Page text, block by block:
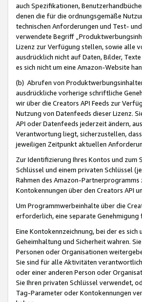
auch Spezifikationen,
denen die für die ordnungsgemäße
technischen Anforderungen und Test-
verwendete Begriff
Lizenz zur Verfügung stellen, sowie alle
ausdrücklich nicht auf Daten, Bilder,
es sich nicht um eine Amazon-Website
(b) Abrufen von
ausdrückliche vorherige schriftliche
wir über die Creators API Feeds zur
Nutzung von Datenfeeds dieser Lizenz.
API oder Datenfeeds jederzeit ändern,
Verantwortung liegt, sicherzustellen,
jeweiligen Zeitpunkt aktuellen
Zur Identifizierung Ihres Kontos und zum
Schlüssel und einem privaten Schlüssel
Rahmen des Amazon-
Kontokennungen über den Creators API
Um Programmwerbeinhalte über die
erforderlich, eine separate
Eine Kontokennzeichnung, bei der es
Geheimhaltung und Sicherheit wahren.
Personen oder Organisationen
Sie sind für alle Aktivitäten
oder einer anderen Person oder
Sie Ihren privaten Schlüssel verwendet,
Tag-Parameter oder Kontokennungen